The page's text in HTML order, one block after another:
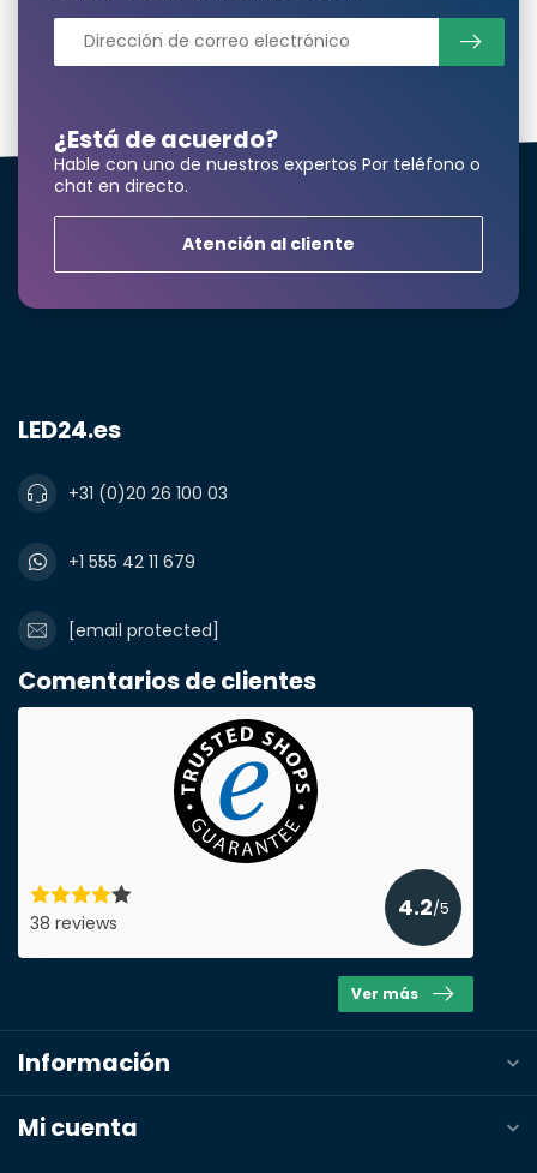
¿Necesita una
cantidad mayor?
correo electrónico*
¿Está de acuerdo?
Hable con uno de nuestros expertos Por teléfono o
chat en directo.
Atención al cliente
LED24.es
+31 (0)20 26 100 03
+1 555 42 11 679
[email protected]
Comentarios de clientes
38 reviews
4.2/5
Ver más
Información
Mi cuenta